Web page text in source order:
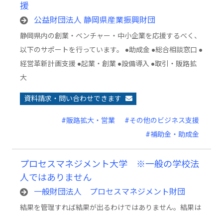
援
公益財団法人 静岡県産業振興財団
静岡県内の創業・ベンチャー・中小企業を応援するべく、
以下のサポートを行っています。 ●助成金 ●総合相談窓口 ●
経営革新計画支援 ●起業・創業 ●設備導入 ●取引・販路拡
大
資料請求・問い合わせできます
#販路拡大・営業
#その他のビジネス支援
#補助金・助成金
プロセスマネジメント大学 ※一般の学校法
人ではありません
一般財団法人 プロセスマネジメント財団
結果を管理すれば結果が出るわけではありません。結果は